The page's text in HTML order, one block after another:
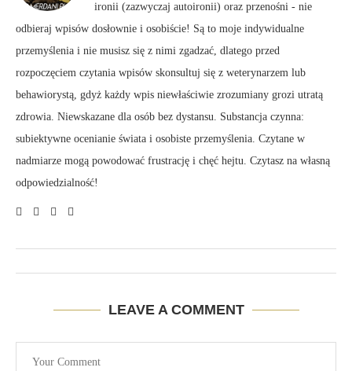
ironii (zazwyczaj autoironii) oraz przenośni - nie
odbieraj wpisów dosłownie i osobiście! Są to moje indywidualne
przemyślenia i nie musisz się z nimi zgadzać, dlatego przed
rozpoczęciem czytania wpisów skonsultuj się z weterynarzem lub
behawiorystą, gdyż każdy wpis niewłaściwie zrozumiany grozi utratą
zdrowia. Niewskazane dla osób bez dystansu. Substancja czynna:
subiektywne ocenianie świata i osobiste przemyślenia. Czytane w
nadmiarze mogą powodować frustrację i chęć hejtu. Czytasz na własną
odpowiedzialność!
LEAVE A COMMENT